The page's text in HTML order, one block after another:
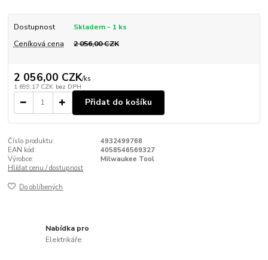
Dostupnost
Skladem - 1 ks
Ceníková cena
2 056,00 CZK
2 056,00 CZK/ks
1 699,17 CZK bez DPH
Přidat do košíku
Číslo produktu:
4932499768
EAN kód:
4058546569327
Výrobce:
Milwaukee Tool
Hlídat cenu / dostupnost
Do oblíbených
Nabídka pro
Elektrikáře